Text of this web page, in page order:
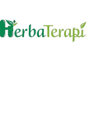
content